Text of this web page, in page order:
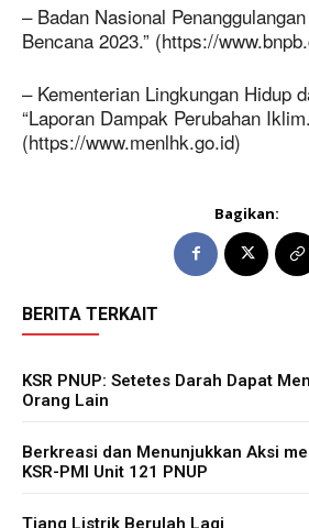
– Badan Nasional
Bencana 2023.” (https://
– Kementerian Lingkungan Hidup
“Laporan Dampak Perubahan
(https://www.menlhk.go.id)
Bagikan:
BERITA TERKAIT
KSR PNUP: Setetes Darah Dapat
Orang Lain
Berkreasi dan Menunjukkan Aksi
KSR-PMI Unit 121 PNUP
Tiang Listrik Berulah Lagi